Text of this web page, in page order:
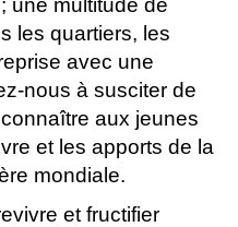
une multitude de
les quartiers, les
avec une
nous à susciter de
aux jeunes
et les apports de la
mondiale.
et fructifier